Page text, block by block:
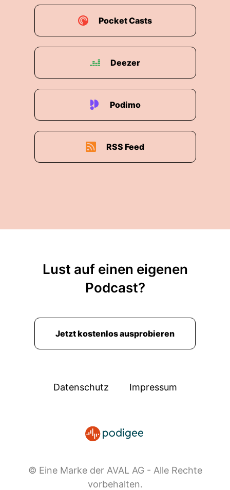
Pocket Casts
Deezer
Podimo
RSS Feed
Lust auf einen eigenen
Podcast?
Jetzt kostenlos ausprobieren
Datenschutz Impressum
© Eine Marke der AVAL AG - Alle Rechte
vorbehalten.